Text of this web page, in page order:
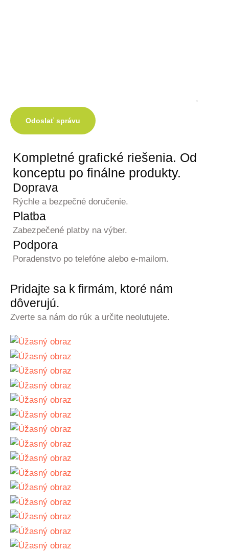
Odoslať správu
Kompletné grafické riešenia. Od
konceptu po finálne produkty.
Doprava
Rýchle a bezpečné doručenie.
Platba
Zabezpečené platby na výber.
Podpora
Poradenstvo po telefóne alebo e-mailom.
Pridajte sa k firmám, ktoré nám
dôverujú.
Zverte sa nám do rúk a určite neolutujete.